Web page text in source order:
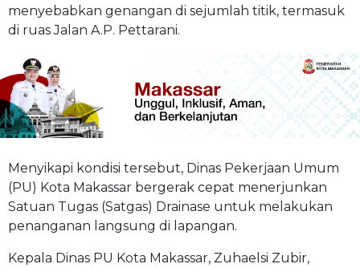
menyebabkan genangan di sejumlah titik, termasuk
di ruas Jalan A.P. Pettarani.
Menyikapi kondisi tersebut, Dinas Pekerjaan Umum
(PU) Kota Makassar bergerak cepat menerjunkan
Satuan Tugas (Satgas) Drainase untuk melakukan
penanganan langsung di lapangan.
Kepala Dinas PU Kota Makassar, Zuhaelsi Zubir,